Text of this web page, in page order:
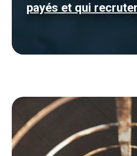
payés et qui